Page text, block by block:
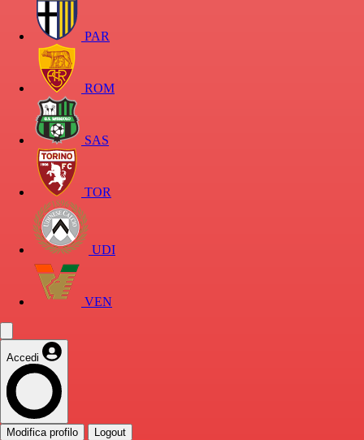
PAR
ROM
SAS
TOR
UDI
VEN
Accedi
Modifica profilo Logout